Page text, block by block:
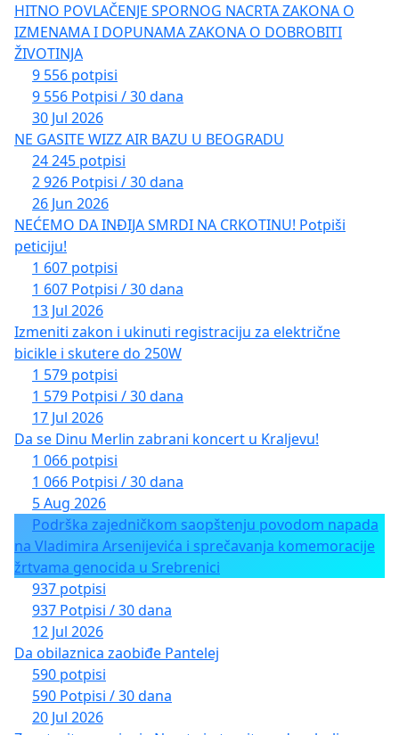
HITNO POVLAČENJE SPORNOG NACRTA ZAKONA O
IZMENAMA I DOPUNAMA ZAKONA O DOBROBITI
ŽIVOTINJA
9 556 potpisi
9 556 Potpisi / 30 dana
30 Jul 2026
NE GASITE WIZZ AIR BAZU U BEOGRADU
24 245 potpisi
2 926 Potpisi / 30 dana
26 Jun 2026
NEĆEMO DA INĐIJA SMRDI NA CRKOTINU! Potpiši
peticiju!
1 607 potpisi
1 607 Potpisi / 30 dana
13 Jul 2026
Izmeniti zakon i ukinuti registraciju za električne
bicikle i skutere do 250W
1 579 potpisi
1 579 Potpisi / 30 dana
17 Jul 2026
Da se Dinu Merlin zabrani koncert u Kraljevu!
1 066 potpisi
1 066 Potpisi / 30 dana
5 Aug 2026
Podrška zajedničkom saopštenju povodom napada
na Vladimira Arsenijevića i sprečavanja komemoracije
žrtvama genocida u Srebrenici
937 potpisi
937 Potpisi / 30 dana
12 Jul 2026
Da obilaznica zaobiđe Pantelej
590 potpisi
590 Potpisi / 30 dana
20 Jul 2026